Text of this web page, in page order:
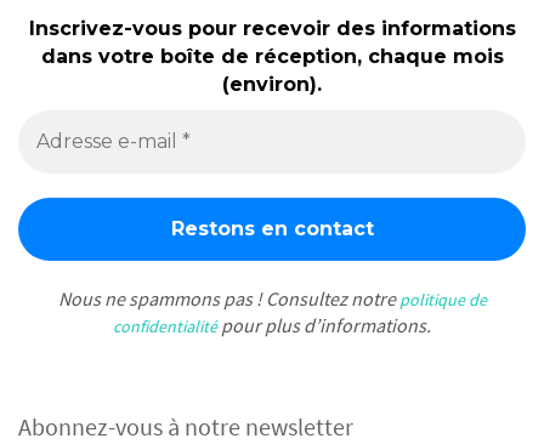
Inscrivez-vous pour recevoir des informations
dans votre boîte de réception, chaque mois
(environ).
Nous ne spammons pas ! Consultez notrepolitique de
confidentialitépour plus d’informations.
Abonnez-vous à notre newsletter